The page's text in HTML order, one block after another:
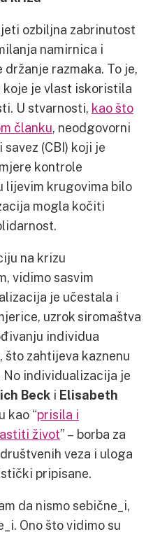
ozbiljna zabrinutost
namirnica i
razmaka. To je,
koje je vlast iskoristila
U stvarnosti, kao što
članku, neodgovorni
(CBI) koji je
kontrole
lijevim krugovima bilo
mogla kočiti
na krizu
vidimo sasvim
je učestala i
uzrok siromaštva
individua
što zahtijeva kaznenu
No individualizacija je
Beck i Elisabeth
kao “prisila i
život” – borba za
veza i uloga
pripisane.
da nismo sebične_i,
Ono što vidimo su